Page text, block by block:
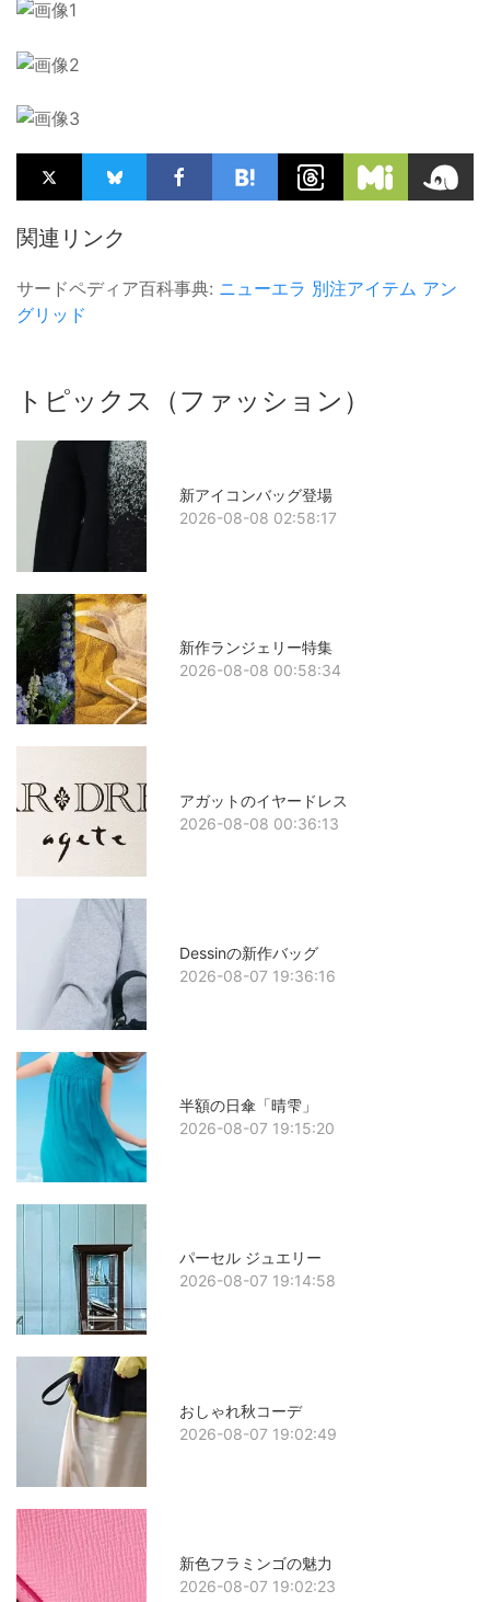
関連リンク
サードペディア百科事典: ニューエラ 別注アイテム アン
グリッド
トピックス（ファッション）
新アイコンバッグ登場
2026-08-08 02:58:17
新作ランジェリー特集
2026-08-08 00:58:34
アガットのイヤードレス
2026-08-08 00:36:13
Dessinの新作バッグ
2026-08-07 19:36:16
半額の日傘「晴雫」
2026-08-07 19:15:20
パーセル ジュエリー
2026-08-07 19:14:58
おしゃれ秋コーデ
2026-08-07 19:02:49
新色フラミンゴの魅力
2026-08-07 19:02:23